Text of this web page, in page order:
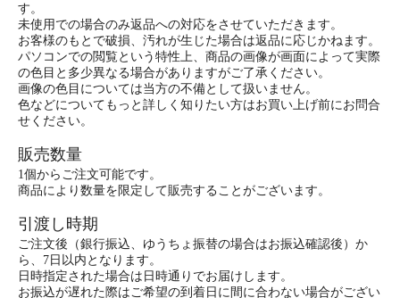
す。
未使用での場合のみ返品への対応をさせていただきます。
お客様のもとで破損、汚れが生じた場合は返品に応じかねます。
パソコンでの閲覧という特性上、商品の画像が画面によって実際
の色目と多少異なる場合がありますがご了承ください。
画像の色目については当方の不備として扱いません。
色などについてもっと詳しく知りたい方はお買い上げ前にお問合
せください。
販売数量
1個からご注文可能です。
商品により数量を限定して販売することがございます。
引渡し時期
ご注文後（銀行振込、ゆうちょ振替の場合はお振込確認後）か
ら、7日以内となります。
日時指定された場合は日時通りでお届けします。
お振込が遅れた際はご希望の到着日に間に合わない場合がござい